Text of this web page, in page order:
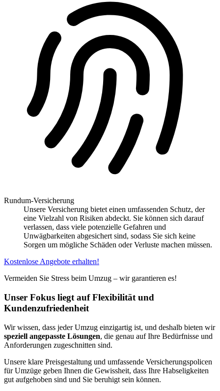
Rundum-Versicherung
Unsere Versicherung bietet einen umfassenden Schutz, der
eine Vielzahl von Risiken abdeckt. Sie können sich darauf
verlassen, dass viele potenzielle Gefahren und
Unwägbarkeiten abgesichert sind, sodass Sie sich keine
Sorgen um mögliche Schäden oder Verluste machen müssen.
Kostenlose Angebote erhalten!
Vermeiden Sie Stress beim Umzug – wir garantieren es!
Unser Fokus liegt auf Flexibilität und
Kundenzufriedenheit
Wir wissen, dass jeder Umzug einzigartig ist, und deshalb bieten wir
speziell angepasste Lösungen, die genau auf Ihre Bedürfnisse und
Anforderungen zugeschnitten sind.
Unsere klare Preisgestaltung und umfassende Versicherungspolicen
für Umzüge geben Ihnen die Gewissheit, dass Ihre Habseligkeiten
gut aufgehoben sind und Sie beruhigt sein können.